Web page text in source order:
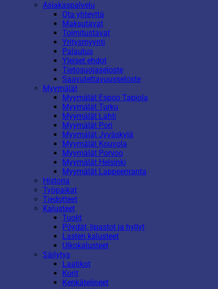
Asiakaspalvelu
Ota yhteyttä
Maksutavat
Toimitustavat
Yritysmyynti
Palautus
Yleiset ehdot
Tietosuojaseloste
Saavutettavuusseloste
Myymälät
Myymälät Espoo Tapiola
Myymälät Turku
Myymälät Lahti
Myymälät Pori
Myymälät Jyväskylä
Myymälät Kouvola
Myymälät Porvoo
Myymälät Helsinki
Myymälät Lappeenranta
Historia
Työpaikat
Tiedotteet
Kalusteet
Tuolit
Pöydät, lipastot ja hyllyt
Lasten kalusteet
Ulkokalusteet
Säilytys
Laatikot
Korit
Kenkätelineet